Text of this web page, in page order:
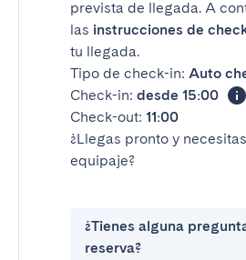
prevista de llegada. A
las instrucciones de
tu llegada.
Tipo de check-in: Auto
Check-in: desde 15:00
Check-out: 11:00
¿Llegas pronto y
equipaje?
¿Tienes alguna
reserva?